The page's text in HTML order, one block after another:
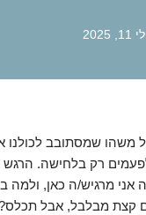
2025
משהו שמסתובב לכולנו
רק בלחישה. הרגש
מרגיש/ה כאן, ולמה
קצת מבלבל, אבל תכלס?